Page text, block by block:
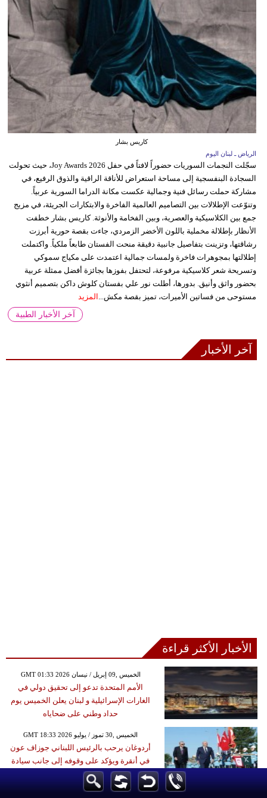
كاريس بشار
الرياض ـ لبنان اليوم
سجّلت النجمات السوريات حضوراً لافتاً في حفل Joy Awards 2026، حيث تحولت
السجادة البنفسجية إلى مساحة استعراض للأناقة الراقية والذوق الرفيع، في
مشاركة حملت رسائل فنية وجمالية عكست مكانة الدراما السورية عربياً.
وتنوّعت الإطلالات بين التصاميم العالمية الفاخرة والابتكارات الجريئة، في مزيج
جمع بين الكلاسيكية والعصرية، وبين الفخامة والأنوثة. كاريس بشار خطفت
الأنظار بإطلالة مخملية باللون الأخضر الزمردي، جاءت بقصة حورية أبرزت
رشاقتها، وتزينت بتفاصيل جانبية دقيقة منحت الفستان طابعاً ملكياً. واكتملت
إطلالتها بمجوهرات فاخرة ولمسات جمالية اعتمدت على مكياج سموكي
وتسريحة شعر كلاسيكية مرفوعة، لتحتفل بفوزها بجائزة أفضل ممثلة عربية
بحضور واثق وأنيق. بدورها، أطلت نور علي بفستان كلوش داكن بتصميم أنثوي
مستوحى من فساتين الأميرات، تميز بقصة مكش...
المزيد
آخر الأخبار الطبية
آخر الأخبار
الأخبار الأكثر قراءة
GMT 01:33 2026 الخميس ,09 إبريل / نيسان
الأمم المتحدة تدعو إلى تحقيق دولي في
الغارات الإسرائيلية و لبنان يعلن الخميس يوم
حداد وطني على ضحاياه
GMT 18:33 2026 الخميس ,30 تموز / يوليو
أردوغان يرحب بالرئيس اللبناني جوزاف عون
في أنقرة ويؤكد على وقوفه إلى جانب سيادة
لبنان وحقوقه المشروعةً